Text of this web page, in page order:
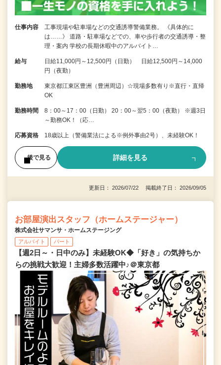
仕事内容
工事現場や駐車場などの交通誘導警備業務。 《具体的に
は……》 道路・駐車場などでの、車や歩行者の交通誘導・整
理・案内 学校の長期休暇中のアルバイト…
給与
日給11,000円～12,500円（日勤） 日給12,500円～14,000
円（夜勤）
勤務地
東京都江東区豊洲（豊洲周辺）☆現場多数有り※直行・直帰
OK
勤務時間
8：00～17：00（日勤） 20：00～翌5：00（夜勤） ※週3日
～勤務OK！（応…
応募資格 18歳以上（警備業法による※例外事由2号）、未経験OK！
後で見る 詳細を見る
更新日： 2026/07/22 掲載終了日： 2026/09/05
お部屋演出スタッフ（ホームステージャー）
株式会社サマンサ・ホームステージング
アルバイト パート
【週2日～・日中のみ】未経験OK◆「好き」の気持ちか
らの挑戦大歓迎！主婦多数活躍中♪＠東京都